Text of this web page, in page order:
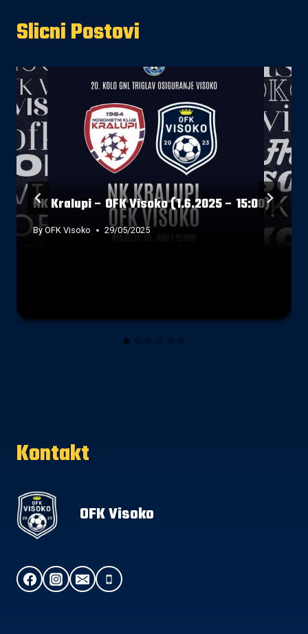
Slicni Postovi
NK Kralupi – OFK Visoko (1.6.2025 – 15:00)
By OFK Visoko 29/05/2025
Kontakt
OFK Visoko